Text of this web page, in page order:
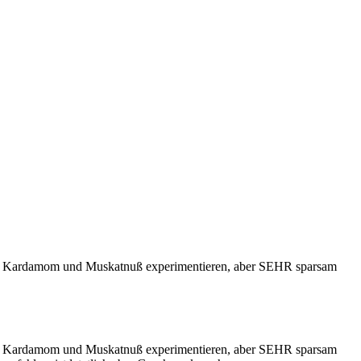
und Muskatnuß experimentieren, aber SEHR sparsam
und Muskatnuß experimentieren, aber SEHR sparsam